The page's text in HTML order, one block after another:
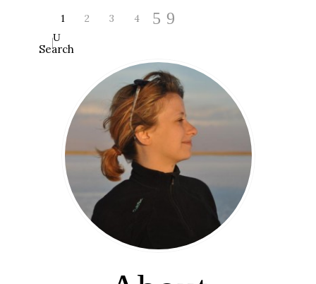
1 2 3 4
Search